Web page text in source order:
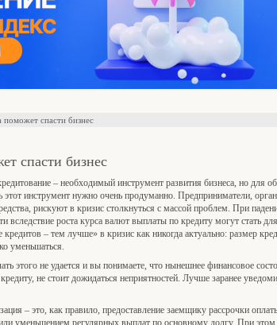
поможет спасти бизнес
спасти бизнес
– необходимый инструмент развития бизнеса, но для
этот инструмент нужно очень продуманно. Предприниматели,
рискуют в кризис столкнуться с массой проблем. При
вследствие роста курса валют выплаты по кредиту могут стать
– тем лучше» в кризис как никогда актуально: размер
уменьшаться.
этого не удается и вы понимаете, что нынешнее финансовое
не стоит дожидаться неприятностей. Лучше заранее
– это, как правило, предоставление заемщику рассрочки
уменьшением регулярных выплат по основному долгу. При